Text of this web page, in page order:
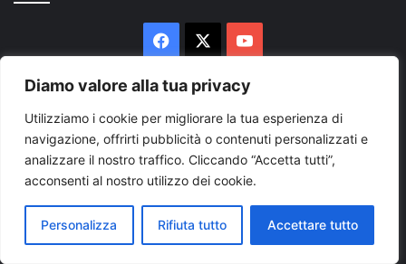
Diamo valore alla tua privacy
Utilizziamo i cookie per migliorare la tua esperienza di
navigazione, offrirti pubblicità o contenuti personalizzati e
analizzare il nostro traffico. Cliccando “Accetta tutti”,
acconsenti al nostro utilizzo dei cookie.
Personalizza Rifiuta tutto Accettare tutto
Facebook
Inserisci
indirizzo